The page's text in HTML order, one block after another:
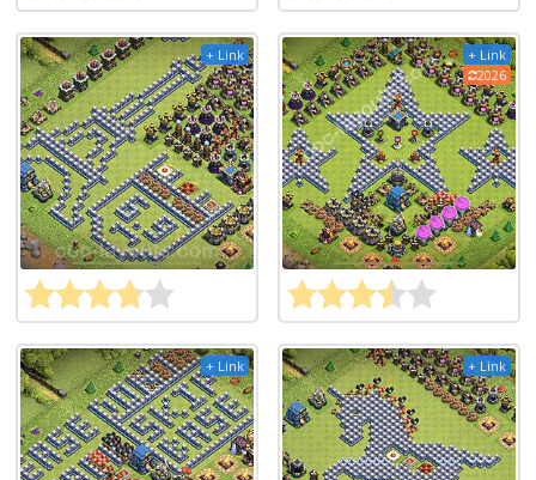
+ Link
+ Link
2026
+ Link + Link